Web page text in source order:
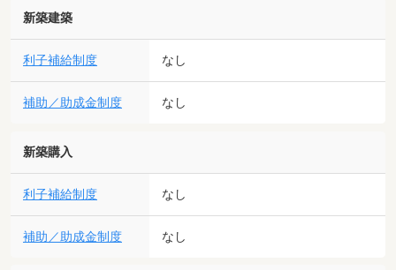
新築建築
利子補給制度 なし
補助／助成金制度 なし
新築購入
利子補給制度 なし
補助／助成金制度 なし